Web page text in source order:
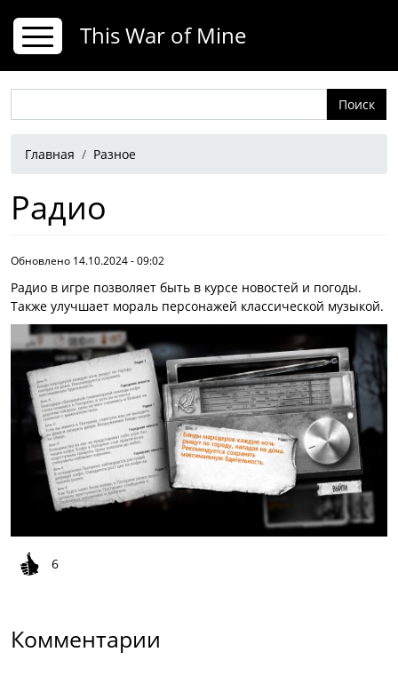
This War of Mine
Строка навигации
Главная Разное
Радио
Обновлено 14.10.2024 - 09:02
Радио в игре позволяет быть в курсе новостей и погоды.
Также улучшает мораль персонажей классической музыкой.
6
Комментарии